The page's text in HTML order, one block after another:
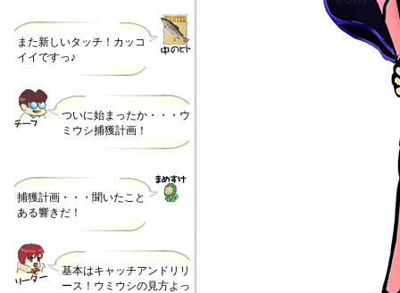
また新しいタッチ！カッコ
イイですっ♪
ついに始まったか・・・ウ
ミウシ捕獲計画！
捕獲計画・・・聞いたこと
ある響きだ！
基本はキャッチアンドリリ
ース！ウミウシの見方よっ